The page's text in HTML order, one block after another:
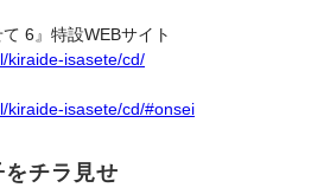
6』特設WEBサイト
kiraide-isasete/cd/
kiraide-isasete/cd/#onsei
チラ見せ